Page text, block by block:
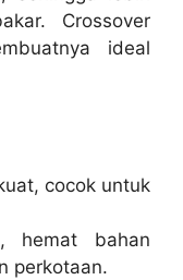
Crossover
ideal
cocok untuk
hemat bahan
perkotaan.